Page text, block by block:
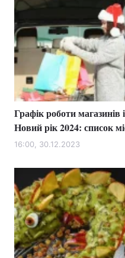
Графік роботи
Новий рік 2024: список
16:00, 30.12.2023